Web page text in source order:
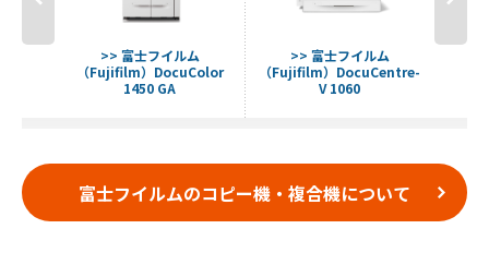
>> 富士フイルム
（Fujifilm）DocuColor
1450 GA
>> 富士フイルム
（Fujifilm）DocuCentre-
V 1060
富士フイルムのコピー機・複合機について